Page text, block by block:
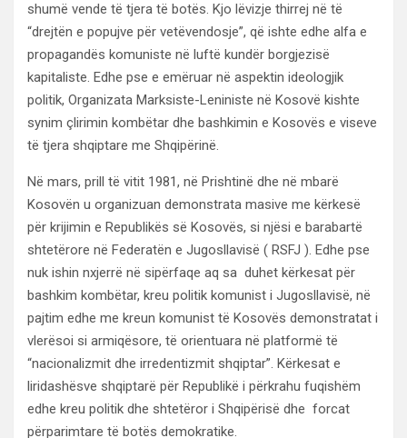
shumë vende të tjera të botës. Kjo lëvizje thirrej në të
“drejtën e popujve për vetëvendosje”, që ishte edhe alfa e
propagandës komuniste në luftë kundër borgjezisë
kapitaliste. Edhe pse e emëruar në aspektin ideologjik
politik, Organizata Marksiste-Leniniste në Kosovë kishte
synim çlirimin kombëtar dhe bashkimin e Kosovës e viseve
të tjera shqiptare me Shqipërinë.
Në mars, prill të vitit 1981, në Prishtinë dhe në mbarë
Kosovën u organizuan demonstrata masive me kërkesë
për krijimin e Republikës së Kosovës, si njësi e barabartë
shtetërore në Federatën e Jugosllavisë ( RSFJ ). Edhe pse
nuk ishin nxjerrë në sipërfaqe aq sa duhet kërkesat për
bashkim kombëtar, kreu politik komunist i Jugosllavisë, në
pajtim edhe me kreun komunist të Kosovës demonstratat i
vlerësoi si armiqësore, të orientuara në platformë të
“nacionalizmit dhe irredentizmit shqiptar”. Kërkesat e
liridashësve shqiptarë për Republikë i përkrahu fuqishëm
edhe kreu politik dhe shtetëror i Shqipërisë dhe forcat
përparimtare të botës demokratike.